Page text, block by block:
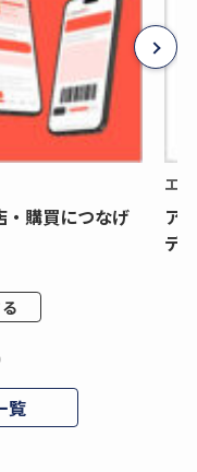
・購買につなげ
エ
ア
デ
覧